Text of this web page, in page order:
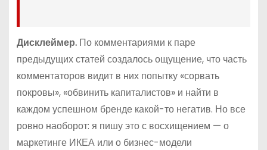
Дисклеймер.По комментариями к паре
предыдущих статей создалось ощущение, что часть
комментаторов видит в них попытку «сорвать
покровы», «обвинить капиталистов» и найти в
каждом успешном бренде какой-то негатив. Но все
ровно наоборот: я пишу это с восхищением — о
маркетинге ИКЕА или о бизнес-модели